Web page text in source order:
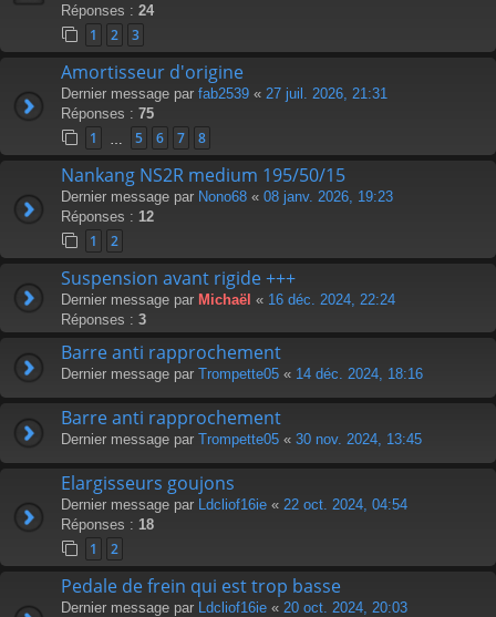
Réponses : 24
1 2 3
Amortisseur d'origine
Dernier message par fab2539 « 27 juil. 2026, 21:31
Réponses : 75
1 5 6 7 8
Nankang NS2R medium 195/50/15
Dernier message par Nono68 « 08 janv. 2026, 19:23
Réponses : 12
1 2
Suspension avant rigide +++
Dernier message par Michaël « 16 déc. 2024, 22:24
Réponses : 3
Barre anti rapprochement
Dernier message par Trompette05 « 14 déc. 2024, 18:16
Barre anti rapprochement
Dernier message par Trompette05 « 30 nov. 2024, 13:45
Elargisseurs goujons
Dernier message par Ldcliof16ie « 22 oct. 2024, 04:54
Réponses : 18
1 2
Pedale de frein qui est trop basse
Dernier message par Ldcliof16ie « 20 oct. 2024, 20:03